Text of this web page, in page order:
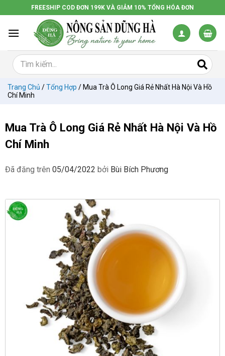
đến
dung
FREESHIP COD ĐƠN 199K VÀ GIẢM 10% TỔNG HÓA ĐƠN
Trang Chủ /Tổng Hợp / Mua Trà Ô Long Giá Rẻ Nhất Hà Nội Và Hồ
Chí Minh
Mua Trà Ô Long Giá Rẻ Nhất Hà Nội Và Hồ
Chí Minh
Đã đăng trên 05/04/2022 bởi Bùi Bích Phương